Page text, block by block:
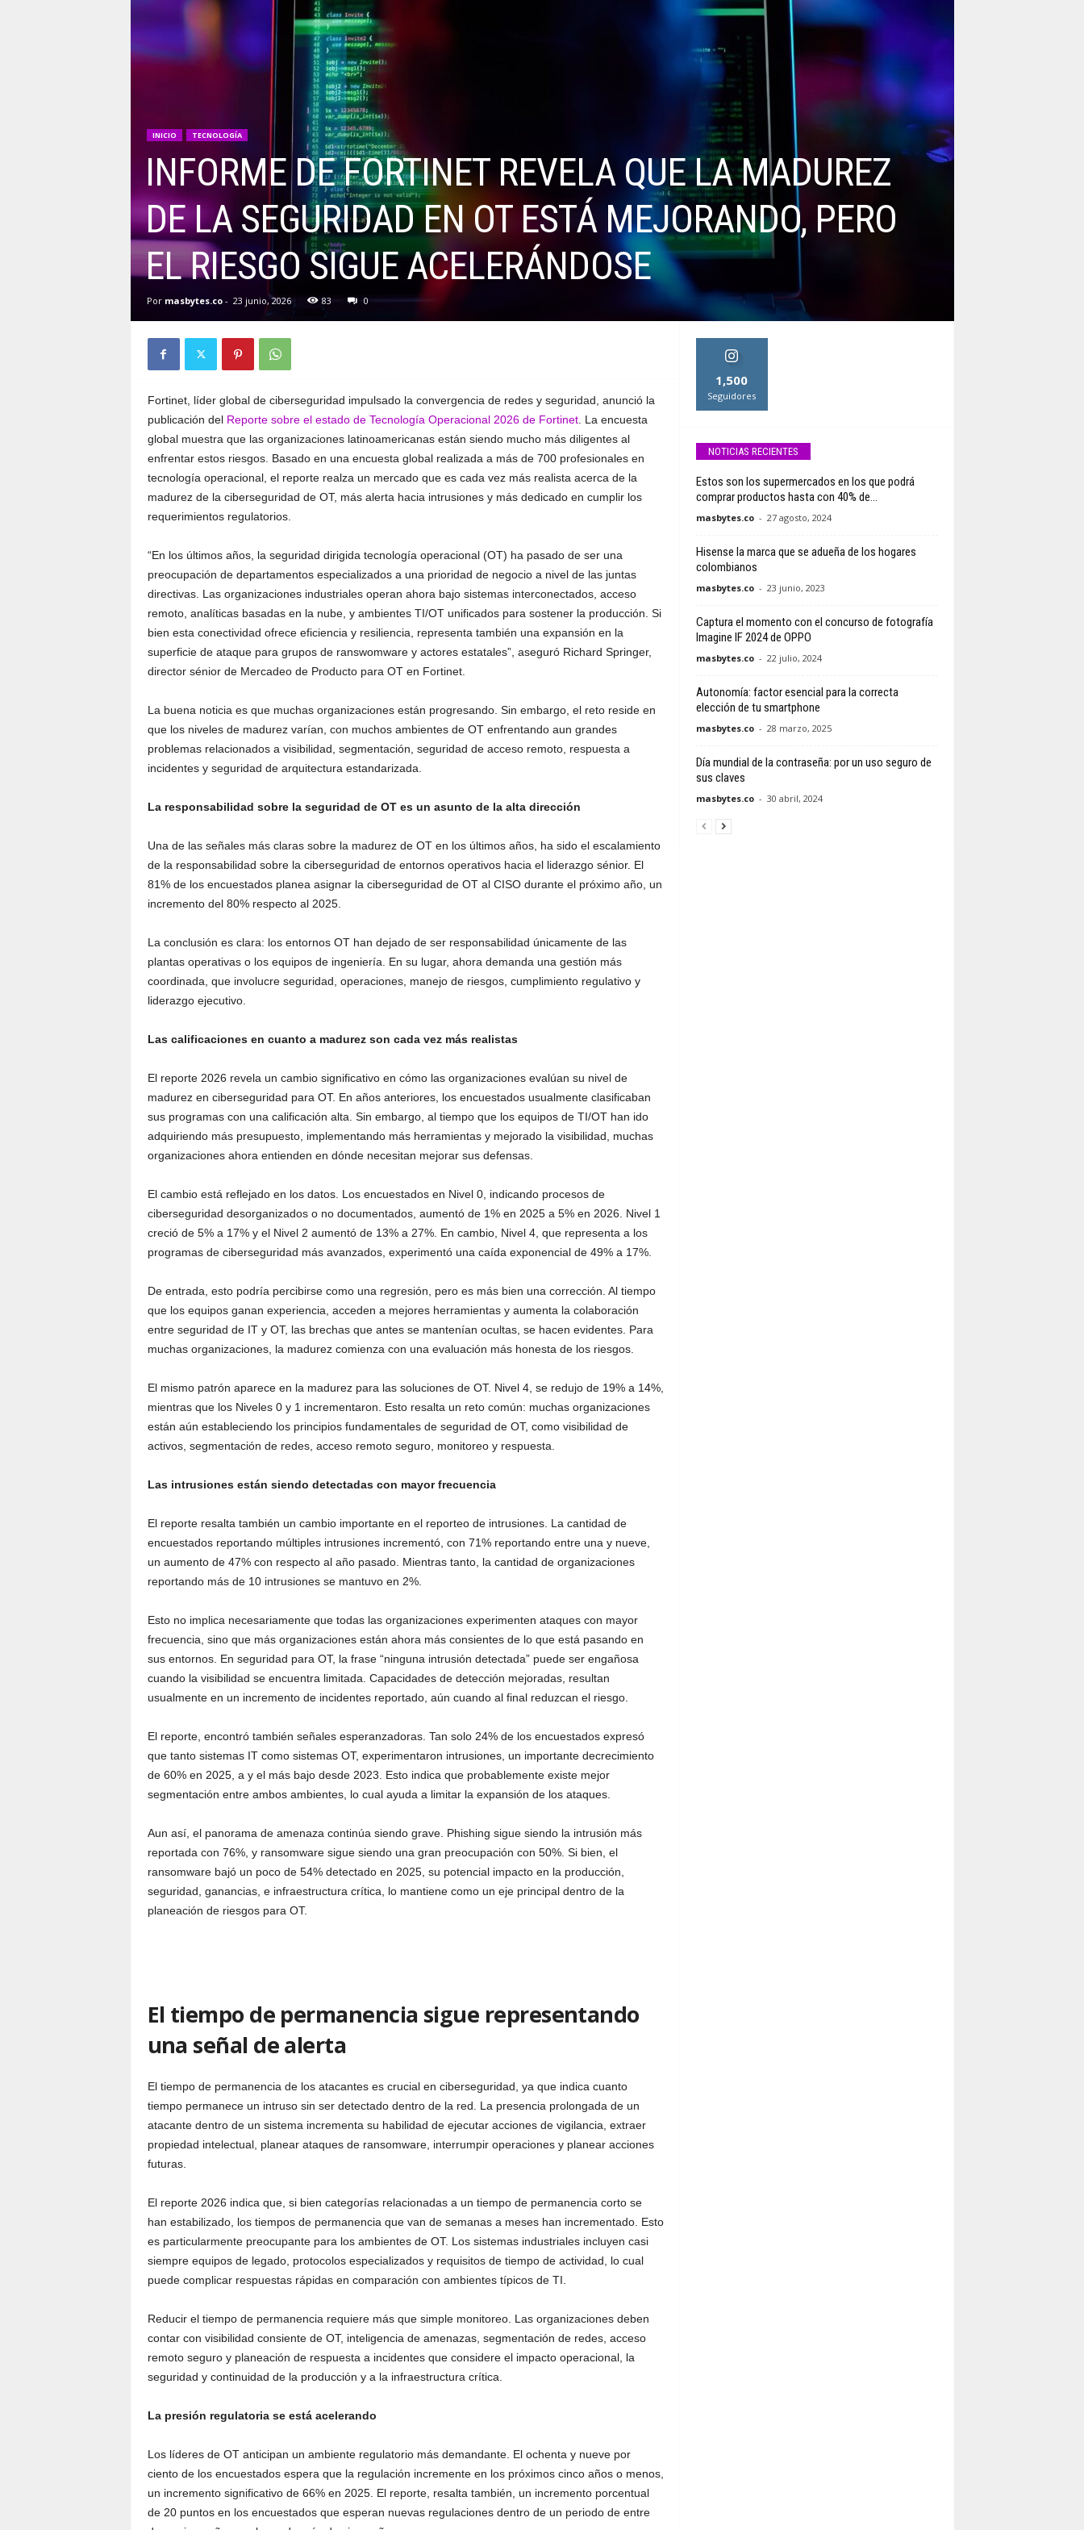
INICIO TECNOLOGÍA
INFORME DE FORTINET REVELA QUE LA MADUREZ
DE LA SEGURIDAD EN OT ESTÁ MEJORANDO, PERO
EL RIESGO SIGUE ACELERÁNDOSE
Por masbytes.co- 23 junio, 2026 83 0
Fortinet, líder global de ciberseguridad impulsado la convergencia de redes y seguridad, anunció la
publicación del Reporte sobre el estado de Tecnología Operacional 2026 de Fortinet. La encuesta
global muestra que las organizaciones latinoamericanas están siendo mucho más diligentes al
enfrentar estos riesgos. Basado en una encuesta global realizada a más de 700 profesionales en
tecnología operacional, el reporte realza un mercado que es cada vez más realista acerca de la
madurez de la ciberseguridad de OT, más alerta hacia intrusiones y más dedicado en cumplir los
requerimientos regulatorios.
“En los últimos años, la seguridad dirigida tecnología operacional (OT) ha pasado de ser una
preocupación de departamentos especializados a una prioridad de negocio a nivel de las juntas
directivas. Las organizaciones industriales operan ahora bajo sistemas interconectados, acceso
remoto, analíticas basadas en la nube, y ambientes TI/OT unificados para sostener la producción. Si
bien esta conectividad ofrece eficiencia y resiliencia, representa también una expansión en la
superficie de ataque para grupos de ranswomware y actores estatales”, aseguró Richard Springer,
director sénior de Mercadeo de Producto para OT en Fortinet.
La buena noticia es que muchas organizaciones están progresando. Sin embargo, el reto reside en
que los niveles de madurez varían, con muchos ambientes de OT enfrentando aun grandes
problemas relacionados a visibilidad, segmentación, seguridad de acceso remoto, respuesta a
incidentes y seguridad de arquitectura estandarizada.
La responsabilidad sobre la seguridad de OT es un asunto de la alta dirección
Una de las señales más claras sobre la madurez de OT en los últimos años, ha sido el escalamiento
de la responsabilidad sobre la ciberseguridad de entornos operativos hacia el liderazgo sénior. El
81% de los encuestados planea asignar la ciberseguridad de OT al CISO durante el próximo año, un
incremento del 80% respecto al 2025.
La conclusión es clara: los entornos OT han dejado de ser responsabilidad únicamente de las
plantas operativas o los equipos de ingeniería. En su lugar, ahora demanda una gestión más
coordinada, que involucre seguridad, operaciones, manejo de riesgos, cumplimiento regulativo y
liderazgo ejecutivo.
Las calificaciones en cuanto a madurez son cada vez más realistas
El reporte 2026 revela un cambio significativo en cómo las organizaciones evalúan su nivel de
madurez en ciberseguridad para OT. En años anteriores, los encuestados usualmente clasificaban
sus programas con una calificación alta. Sin embargo, al tiempo que los equipos de TI/OT han ido
adquiriendo más presupuesto, implementando más herramientas y mejorado la visibilidad, muchas
organizaciones ahora entienden en dónde necesitan mejorar sus defensas.
El cambio está reflejado en los datos. Los encuestados en Nivel 0, indicando procesos de
ciberseguridad desorganizados o no documentados, aumentó de 1% en 2025 a 5% en 2026. Nivel 1
creció de 5% a 17% y el Nivel 2 aumentó de 13% a 27%. En cambio, Nivel 4, que representa a los
programas de ciberseguridad más avanzados, experimentó una caída exponencial de 49% a 17%.
De entrada, esto podría percibirse como una regresión, pero es más bien una corrección. Al tiempo
que los equipos ganan experiencia, acceden a mejores herramientas y aumenta la colaboración
entre seguridad de IT y OT, las brechas que antes se mantenían ocultas, se hacen evidentes. Para
muchas organizaciones, la madurez comienza con una evaluación más honesta de los riesgos.
El mismo patrón aparece en la madurez para las soluciones de OT. Nivel 4, se redujo de 19% a 14%,
mientras que los Niveles 0 y 1 incrementaron. Esto resalta un reto común: muchas organizaciones
están aún estableciendo los principios fundamentales de seguridad de OT, como visibilidad de
activos, segmentación de redes, acceso remoto seguro, monitoreo y respuesta.
Las intrusiones están siendo detectadas con mayor frecuencia
El reporte resalta también un cambio importante en el reporteo de intrusiones. La cantidad de
encuestados reportando múltiples intrusiones incrementó, con 71% reportando entre una y nueve,
un aumento de 47% con respecto al año pasado. Mientras tanto, la cantidad de organizaciones
reportando más de 10 intrusiones se mantuvo en 2%.
Esto no implica necesariamente que todas las organizaciones experimenten ataques con mayor
frecuencia, sino que más organizaciones están ahora más consientes de lo que está pasando en
sus entornos. En seguridad para OT, la frase “ninguna intrusión detectada” puede ser engañosa
cuando la visibilidad se encuentra limitada. Capacidades de detección mejoradas, resultan
usualmente en un incremento de incidentes reportado, aún cuando al final reduzcan el riesgo.
El reporte, encontró también señales esperanzadoras. Tan solo 24% de los encuestados expresó
que tanto sistemas IT como sistemas OT, experimentaron intrusiones, un importante decrecimiento
de 60% en 2025, a y el más bajo desde 2023. Esto indica que probablemente existe mejor
segmentación entre ambos ambientes, lo cual ayuda a limitar la expansión de los ataques.
Aun así, el panorama de amenaza continúa siendo grave. Phishing sigue siendo la intrusión más
reportada con 76%, y ransomware sigue siendo una gran preocupación con 50%. Si bien, el
ransomware bajó un poco de 54% detectado en 2025, su potencial impacto en la producción,
seguridad, ganancias, e infraestructura crítica, lo mantiene como un eje principal dentro de la
planeación de riesgos para OT.
El tiempo de permanencia sigue representando
una señal de alerta
El tiempo de permanencia de los atacantes es crucial en ciberseguridad, ya que indica cuanto
tiempo permanece un intruso sin ser detectado dentro de la red. La presencia prolongada de un
atacante dentro de un sistema incrementa su habilidad de ejecutar acciones de vigilancia, extraer
propiedad intelectual, planear ataques de ransomware, interrumpir operaciones y planear acciones
futuras.
El reporte 2026 indica que, si bien categorías relacionadas a un tiempo de permanencia corto se
han estabilizado, los tiempos de permanencia que van de semanas a meses han incrementado. Esto
es particularmente preocupante para los ambientes de OT. Los sistemas industriales incluyen casi
siempre equipos de legado, protocolos especializados y requisitos de tiempo de actividad, lo cual
puede complicar respuestas rápidas en comparación con ambientes típicos de TI.
Reducir el tiempo de permanencia requiere más que simple monitoreo. Las organizaciones deben
contar con visibilidad consiente de OT, inteligencia de amenazas, segmentación de redes, acceso
remoto seguro y planeación de respuesta a incidentes que considere el impacto operacional, la
seguridad y continuidad de la producción y a la infraestructura crítica.
La presión regulatoria se está acelerando
Los líderes de OT anticipan un ambiente regulatorio más demandante. El ochenta y nueve por
ciento de los encuestados espera que la regulación incremente en los próximos cinco años o menos,
un incremento significativo de 66% en 2025. El reporte, resalta también, un incremento porcentual
de 20 puntos en los encuestados que esperan nuevas regulaciones dentro de un periodo de entre
1,500
Seguidores
NOTICIAS RECIENTES
Estos son los supermercados en los que podrá
comprar productos hasta con 40% de...
masbytes.co - 27 agosto, 2024
Hisense la marca que se adueña de los hogares
colombianos
masbytes.co - 23 junio, 2023
Captura el momento con el concurso de fotografía
Imagine IF 2024 de OPPO
masbytes.co - 22 julio, 2024
Autonomía: factor esencial para la correcta
elección de tu smartphone
masbytes.co - 28 marzo, 2025
Día mundial de la contraseña: por un uso seguro de
sus claves
masbytes.co - 30 abril, 2024